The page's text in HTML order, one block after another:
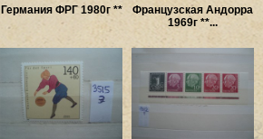
Германия ФРГ 1980г **
Французская Андорра
1969г **...